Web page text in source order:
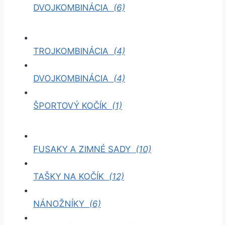
DVOJKOMBINÁCIA (6)
TROJKOMBINÁCIA (4)
DVOJKOMBINÁCIA (4)
ŠPORTOVÝ KOČÍK (1)
FUSAKY A ZIMNÉ SADY (10)
TAŠKY NA KOČÍK (12)
NÁNOŽNÍKY (6)